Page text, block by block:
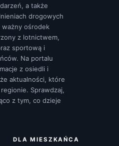
a także
drogowych
ważny ośrodek
z lotnictwem,
sportową i
Na portalu
z osiedli i
aktualności, które
Sprawdzaj,
z tym, co dzieje
DLA MIESZKAŃCA